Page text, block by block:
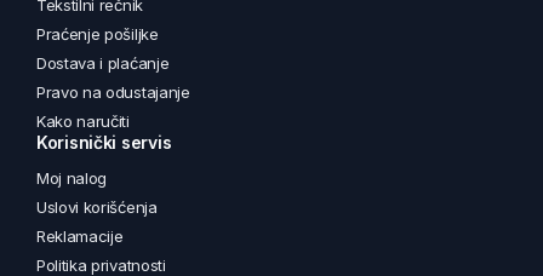
Tekstilni rečnik
Praćenje pošiljke
Dostava i plaćanje
Pravo na odustajanje
Kako naručiti
Korisnički servis
Moj nalog
Uslovi korišćenja
Reklamacije
Politika privatnosti